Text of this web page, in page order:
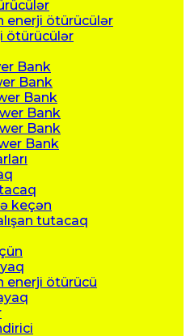
enerji ötürücülər
ötürücülər
Bank
Bank
Bank
Bank
Bank
Bank
keçən
tutacaq
enerji ötürücü